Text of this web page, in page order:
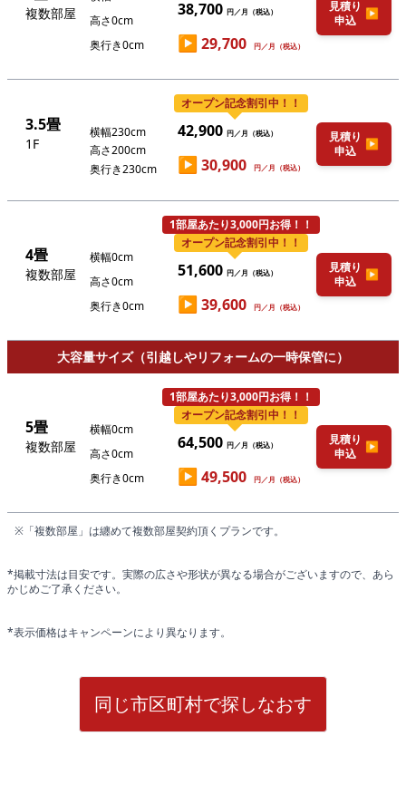
複数部屋
高さ0cm
奥行き0cm
38,700 円／月（税込）
▶ 29,700 円／月（税込）
見積り
申込
▶
3.5畳
1F
横幅230cm
高さ200cm
奥行き230cm
オープン記念割引中！！
42,900 円／月（税込）
▶ 30,900 円／月（税込）
見積り
申込
▶
4畳
複数部屋
横幅0cm
高さ0cm
奥行き0cm
オープン記念割引中！！
1部屋あたり3,000円お得！！
51,600 円／月（税込）
▶ 39,600 円／月（税込）
見積り
申込
▶
大容量サイズ（引越しやリフォームの一時保管に）
5畳
複数部屋
横幅0cm
高さ0cm
奥行き0cm
オープン記念割引中！！
1部屋あたり3,000円お得！！
64,500 円／月（税込）
▶ 49,500 円／月（税込）
見積り
申込
▶
※「複数部屋」は纏めて複数部屋契約頂くプランです。
*掲載寸法は目安です。実際の広さや形状が異なる場合がございますので、あら
かじめご了承ください。
*表示価格はキャンペーンにより異なります。
同じ市区町村で探しなおす